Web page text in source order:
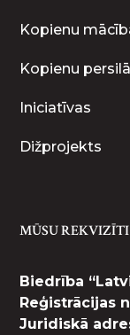
Kopienu
Kopienu
Iniciatīvas
Dižprojekts
MŪSU REKVIZĪTI
Biedrība
Reģistrācijas
Juridiskā